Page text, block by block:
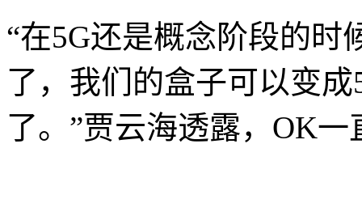
“在5G还是概念阶段的时
了，我们的盒子可以变
了。”贾云海透露，OK一